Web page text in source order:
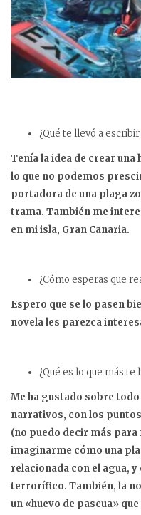
¿Qué te llevó a escribir
Tenía la idea de crear una
lo que no podemos
portadora de una plaga
trama. También me
en mi isla, Gran Canaria.
¿Cómo esperas que
Espero que se lo pasen
novela les parezca
¿Qué es lo que más te
Me ha gustado sobre
narrativos, con los
(no puedo decir más
imaginarme cómo una
relacionada con el agua,
terrorífico. También, la
un «huevo de pascua»